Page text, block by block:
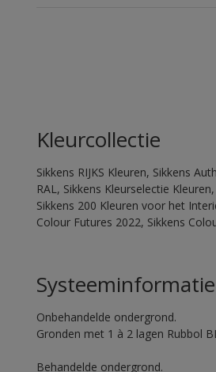
Kleurcollectie
Sikkens RIJKS Kleuren, Sikkens
RAL, Sikkens Kleurselectie
Sikkens 200 Kleuren voor het
Colour Futures 2022, Sikkens
Systeeminformatie
Onbehandelde ondergrond.
Gronden met 1 à 2 lagen Rubbol
Behandelde ondergrond.